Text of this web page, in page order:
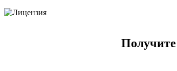
Получите